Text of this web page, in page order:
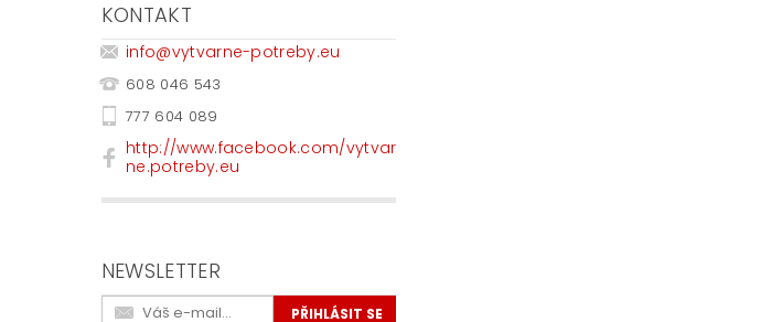
KONTAKT
info@vytvarne-potreby.eu
608 046 543
777 604 089
http://www.facebook.com/vytvar
ne.potreby.eu
NEWSLETTER